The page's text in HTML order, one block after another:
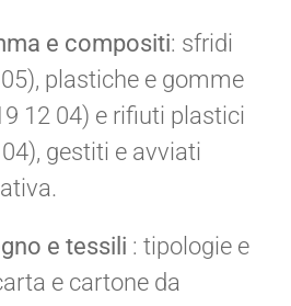
e compositi: sfridi
plastiche e gomme
12 04) e rifiuti plastici
gestiti e avviati
e tessili : tipologie e
e cartone da